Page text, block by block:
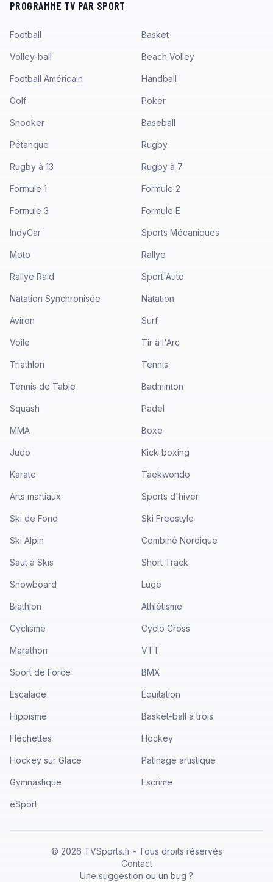
PROGRAMME TV PAR SPORT
Football Basket
Volley-ball Beach Volley
Football Américain Handball
Golf Poker
Snooker Baseball
Pétanque Rugby
Rugby à 13 Rugby à 7
Formule 1 Formule 2
Formule 3 Formule E
IndyCar Sports Mécaniques
Moto Rallye
Rallye Raid Sport Auto
Natation Synchronisée Natation
Aviron Surf
Voile Tir à l'Arc
Triathlon Tennis
Tennis de Table Badminton
Squash Padel
MMA Boxe
Judo Kick-boxing
Karate Taekwondo
Arts martiaux Sports d'hiver
Ski de Fond Ski Freestyle
Ski Alpin Combiné Nordique
Saut à Skis Short Track
Snowboard Luge
Biathlon Athlétisme
Cyclisme Cyclo Cross
Marathon VTT
Sport de Force BMX
Escalade Équitation
Hippisme Basket-ball à trois
Fléchettes Hockey
Hockey sur Glace Patinage artistique
Gymnastique Escrime
eSport
© 2026 TVSports.fr - Tous droits réservés
Contact
Une suggestion ou un bug ?